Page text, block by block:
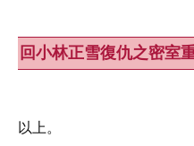
回小林正雪復仇之密室
以上。